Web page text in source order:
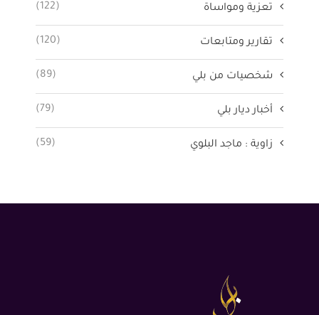
تعزية ومواساة (122)
تقارير ومتابعات (120)
شخصيات من بلي (89)
أخبار ديار بلي (79)
زاوية : ماجد البلوي (59)